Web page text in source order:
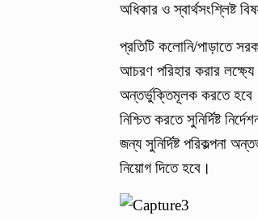
অধিকার ও স্বার্থসংশ্লিষ্ট
প্রতিটি কলোনি/পাড়াতে
আচরণ পরিহার করার লক্ষ্যে
অন্তর্ভুক্তিমূলক করতে হবে।
নিশ্চিত করতে সুনির্দিষ্ট
জন্য সুনির্দিষ্ট পরিকল্পনা
নিয়োগ দিতে হবে।